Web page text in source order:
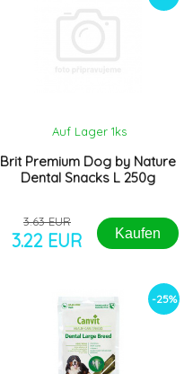
Brit Premium Dog by Nature
Dental Snacks L 250g
Auf Lager 1ks
3.63 EUR
3.22 EUR Kaufen
-25%